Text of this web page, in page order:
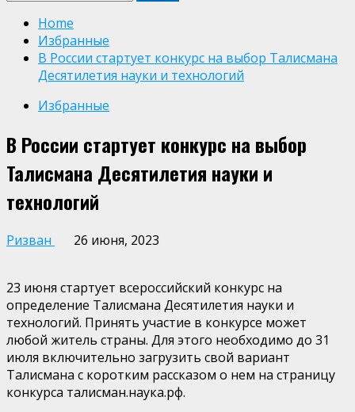
Home
Избранные
В России стартует конкурс на выбор Талисмана
Десятилетия науки и технологий
Избранные
В России стартует конкурс на выбор
Талисмана Десятилетия науки и
технологий
Ризван 26 июня, 2023
23 июня стартует всероссийский конкурс на
определение Талисмана Десятилетия науки и
технологий. Принять участие в конкурсе может
любой житель страны. Для этого необходимо до 31
июля включительно загрузить свой вариант
Талисмана с коротким рассказом о нем на страницу
конкурса талисман.наука.рф.